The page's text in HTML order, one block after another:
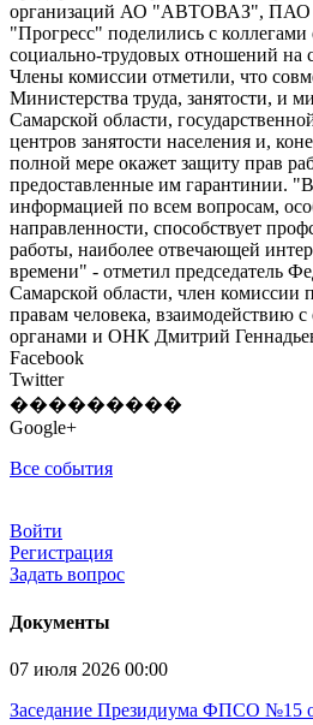
организаций АО "АВТОВАЗ",
"Прогресс" поделились с
социально-трудовых отношений на
Члены комиссии отметили, что
Министерства труда, занятости, и
Самарской области,
центров занятости населения и,
полной мере окажет защиту прав
предоставленные им гарантинии.
информацией по всем вопросам,
направленности, способствует
работы, наиболее отвечающей
времени" - отметил председатель
Самарской области, член комиссии
правам человека, взаимодействию
органами и ОНК Дмитрий
Facebook
Twitter
���������
Google+
Все события
Войти
Регистрация
Задать вопрос
Документы
07 июля 2026 00:00
Заседание Президиума ФПСО №15